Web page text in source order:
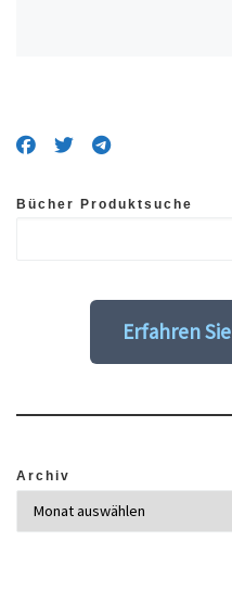
Bücher Produktsuche
Erfahren
Archiv